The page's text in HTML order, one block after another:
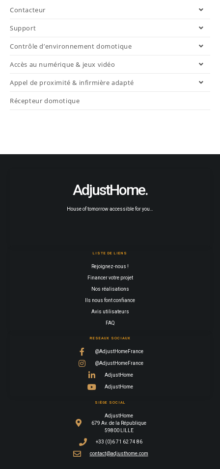
Contacteur
Support
Contrôle d’environnement domotique
Accès au numérique & jeux vidéo
Appel de proximité & infirmière adapté
Récepteur domotique
SIÈGE SOCIAL
AdjustHome
679 Av. de la République
59800 LILLE
+33 (0)6 71 62 74 86
contact@adjusthome.com
RESEAUX SOCIAUX
@AdjustHomeFrance
@AdjustHomeFrance
AdjustHome
AdjustHome
LISTE DE LIENS
Rejoignez-nous !
Financer votre projet
Nos réalisations
Ils nous font confiance
Avis utilisateurs
FAQ
AdjustHome.
House of tomorrow accessible for you…